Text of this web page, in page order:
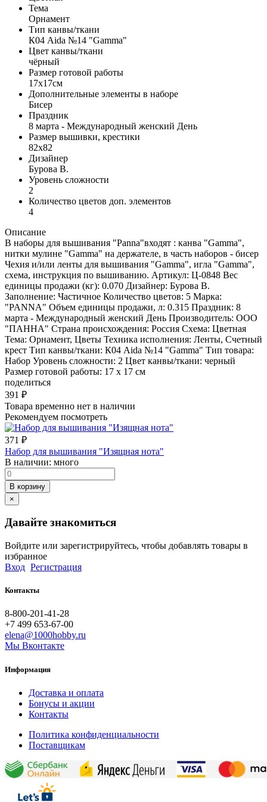
Тема
Орнамент
Тип канвы/ткани
К04 Aida №14 "Gamma"
Цвет канвы/ткани
чёрный
Размер готовой работы
17x17см
Дополнительные элементы в наборе
Бисер
Праздник
8 марта - Международный женский День
Размер вышивки, крестики
82x82
Дизайнер
Бурова В.
Уровень сложности
2
Количество цветов доп. элементов
4
Описание
В наборы для вышивания "Panna"входят : канва "Gamma",
нитки мулине "Gamma" на держателе, в часть наборов - бисер
Чехия и/или ленты для вышивания "Gamma", игла "Gamma",
схема, инструкция по вышиванию. Артикул: Ц-0848 Вес
единицы продажи (кг): 0.070 Дизайнер: Бурова В.
Заполнение: Частичное Количество цветов: 5 Марка:
"PANNA" Объем единицы продажи, л: 0.315 Праздник: 8
марта - Международный женский День Производитель: ООО
"ПАННА" Страна происхождения: Россия Схема: Цветная
Тема: Орнамент, Цветы Техника исполнения: Ленты, Счетный
крест Тип канвы/ткани: К04 Aida №14 "Gamma" Тип товара:
Набор Уровень сложности: 2 Цвет канвы/ткани: черный
Размер готовой работы: 17 x 17 см
поделиться
391 ₽
Товара временно нет в наличии
Рекомендуем посмотреть
371 ₽
Набор для вышивания "Изящная нота"
В наличии: много
В корзину
×
Давайте знакомиться
Войдите или зарегистрируйтесь, чтобы добавлять товары в
избранное
Вход Регистрация
Контакты
8-800-201-41-28
+7 499 653-67-00
elena@1000hobby.ru
Мы Вконтакте
Информация
Доставка и оплата
Бонусы и акции
Контакты
Политика конфиденциальности
Поставщикам